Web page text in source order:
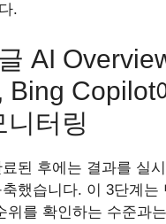
.
AI
Bing Copilot
니터링
된 후에는 결과를 실
했습니다. 이 3단계는
위를 확인하는 수준과